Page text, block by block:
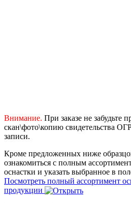
Внимание. При заказе не забудьте
скан\фото\копию свидетельства
записи.
Кроме предложенных ниже
ознакомиться с полным
оснастки и указать выбранное в
Посмотреть полный ассортимент
продукции